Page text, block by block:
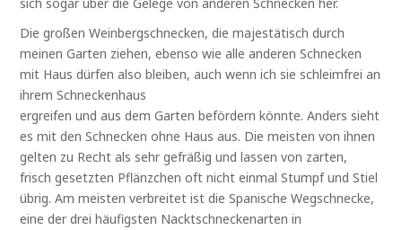
Die großen Weinbergschnecken, die majestätisch durch
meinen Garten ziehen, ebenso wie alle anderen Schnecken
mit Haus dürfen also bleiben, auch wenn ich sie schleimfrei an
ihrem Schneckenhaus
ergreifen und aus dem Garten befördern könnte. Anders sieht
es mit den Schnecken ohne Haus aus. Die meisten von ihnen
gelten zu Recht als sehr gefräßig und lassen von zarten,
frisch gesetzten Pflänzchen oft nicht einmal Stumpf und Stiel
übrig. Am meisten verbreitet ist die Spanische Wegschnecke,
eine der drei häufigsten Nacktschneckenarten in